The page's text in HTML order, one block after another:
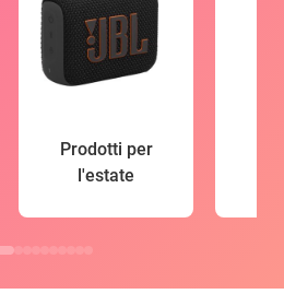
Prodotti per
l'estate